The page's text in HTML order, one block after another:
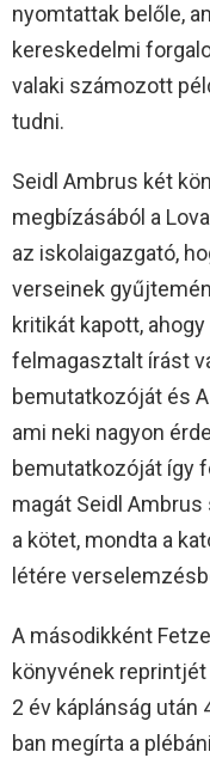
nyomtattak belőle,
kereskedelmi
valaki számozott
tudni.
Seidl Ambrus két
megbízásából a
az iskolaigazgató,
verseinek
kritikát kapott,
felmagasztalt írást
bemutatkozóját és
ami neki nagyon
bemutatkozóját így
magát Seidl
a kötet, mondta a
létére
A másodikként
könyvének
2 év káplánság után
ban megírta a